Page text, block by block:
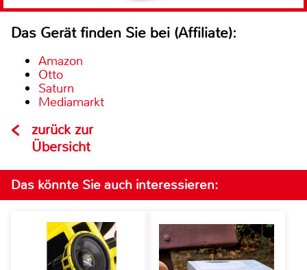
Das Gerät finden Sie bei (Affiliate):
Amazon
Otto
Saturn
Mediamarkt
zurück zur
Übersicht
Das könnte Sie auch interessieren: